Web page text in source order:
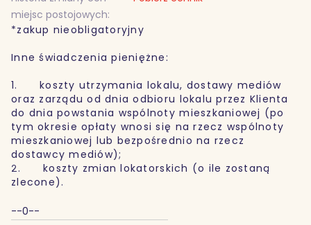
miejsc postojowych:
*zakup nieobligatoryjny
Inne świadczenia pieniężne:
1. koszty utrzymania lokalu, dostawy mediów
oraz zarządu od dnia odbioru lokalu przez Klienta
do dnia powstania wspólnoty mieszkaniowej (po
tym okresie opłaty wnosi się na rzecz wspólnoty
mieszkaniowej lub bezpośrednio na rzecz
dostawcy mediów);
2. koszty zmian lokatorskich (o ile zostaną
zlecone).
--0--